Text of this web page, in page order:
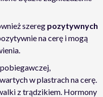
szereg pozytywnych
na cerę i mogą
w plastrach na cerę.
z trądzikiem. Hormony